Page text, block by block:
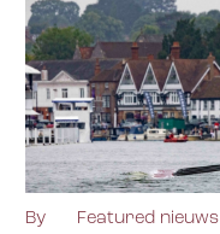
By
Featured nieuws